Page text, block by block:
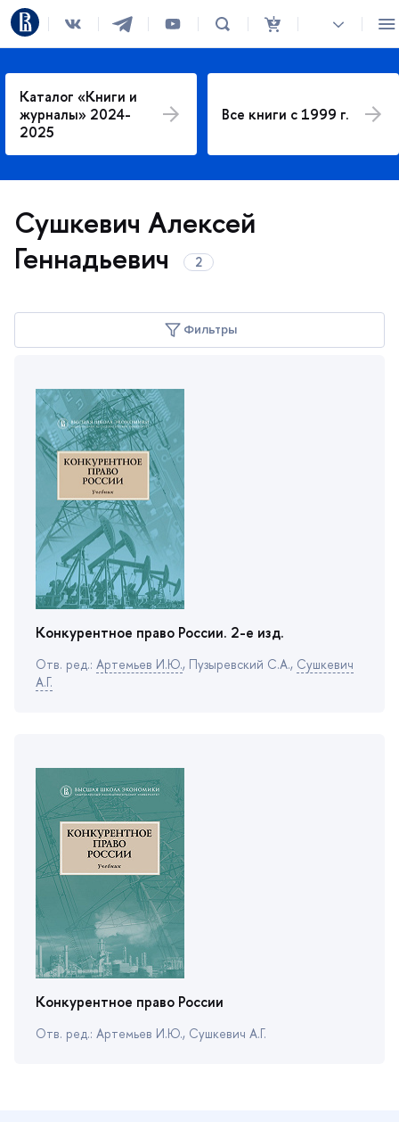
Каталог «Книги и
журналы» 2024-
2025
се книги с 1999 г.
Сушкевич Алексей
Геннадьевич
Фильтры
Год издания
Тематика
право
Конкурентное право России. 2-е изд.
Отв. ред.: Артемьев И.Ю., Пузыревский С.А., Сушкевич
А.Г.
Конкурентное право России
Отв. ред.: Артемьев И.Ю., Сушкевич А.Г.